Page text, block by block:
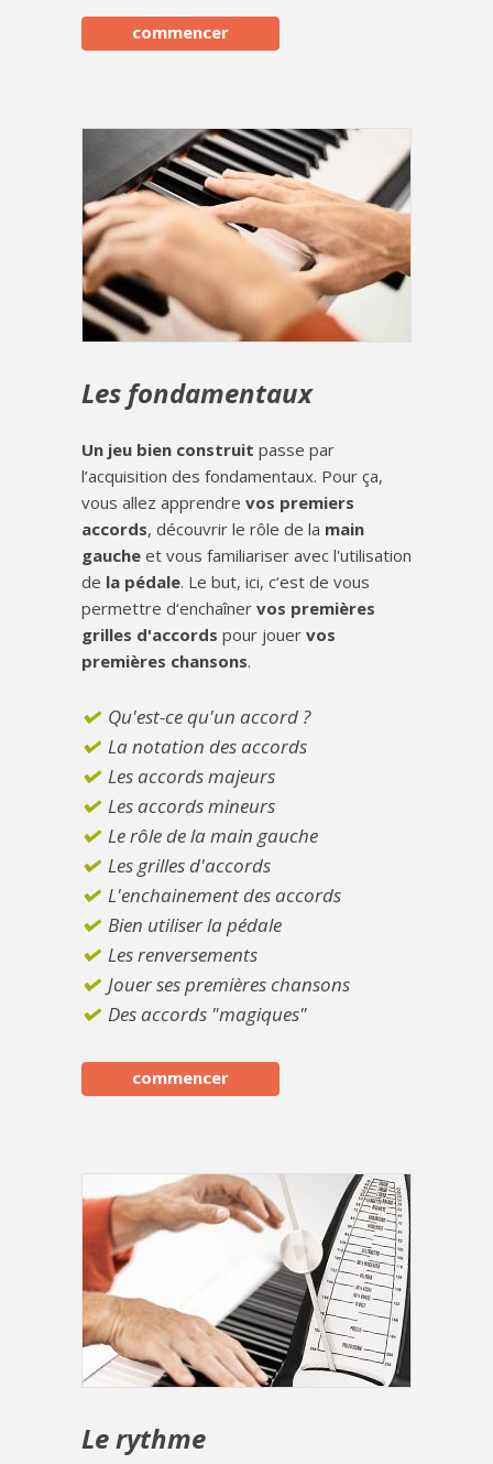
commencer
Les fondamentaux
Un jeu bien construit passe par
l’acquisition des fondamentaux. Pour ça,
vous allez apprendre vos premiers
accords, découvrir le rôle de la main
gauche et vous familiariser avec l'utilisation
de la pédale. Le but, ici, c‘est de vous
permettre d‘enchaîner vos premières
grilles d'accords pour jouer vos
premières chansons.
Qu'est-ce qu'un accord ?
La notation des accords
Les accords majeurs
Les accords mineurs
Le rôle de la main gauche
Les grilles d'accords
L'enchainement des accords
Bien utiliser la pédale
Les renversements
Jouer ses premières chansons
Des accords "magiques"
commencer
Le rythme